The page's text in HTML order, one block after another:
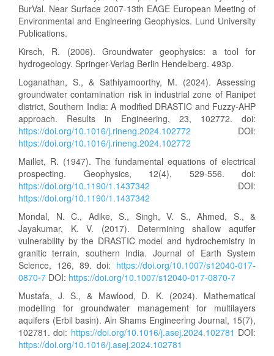
BurVal. Near Surface 2007-13th EAGE European Meeting of
Environmental and Engineering Geophysics. Lund University
Publications.
Kirsch, R. (2006). Groundwater geophysics: a tool for
hydrogeology. Springer-Verlag Berlin Hendelberg. 493p.
Loganathan, S., & Sathiyamoorthy, M. (2024). Assessing
groundwater contamination risk in industrial zone of Ranipet
district, Southern India: A modified DRASTIC and Fuzzy-AHP
approach. Results in Engineering, 23, 102772. doi:
https://doi.org/10.1016/j.rineng.2024.102772 DOI:
https://doi.org/10.1016/j.rineng.2024.102772
Maillet, R. (1947). The fundamental equations of electrical
prospecting. Geophysics, 12(4), 529-556. doi:
https://doi.org/10.1190/1.1437342 DOI:
https://doi.org/10.1190/1.1437342
Mondal, N. C., Adike, S., Singh, V. S., Ahmed, S., &
Jayakumar, K. V. (2017). Determining shallow aquifer
vulnerability by the DRASTIC model and hydrochemistry in
granitic terrain, southern India. Journal of Earth System
Science, 126, 89. doi: https://doi.org/10.1007/s12040-017-
0870-7 DOI: https://doi.org/10.1007/s12040-017-0870-7
Mustafa, J. S., & Mawlood, D. K. (2024). Mathematical
modelling for groundwater management for multilayers
aquifers (Erbil basin). Ain Shams Engineering Journal, 15(7),
102781. doi: https://doi.org/10.1016/j.asej.2024.102781 DOI:
https://doi.org/10.1016/j.asej.2024.102781